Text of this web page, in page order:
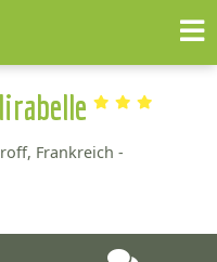
Frankreich -